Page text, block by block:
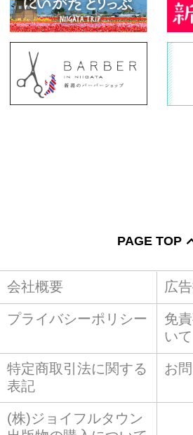
PAGE TOP
会社概要 広
プライバシーポリシー
免
いて
特定商取引法に関する
表記
お
(株)ジョイフルタウン